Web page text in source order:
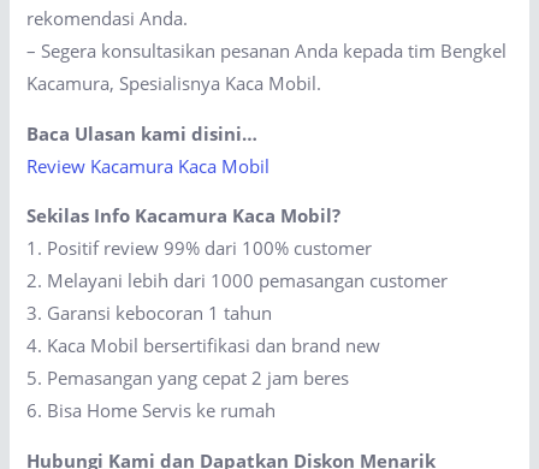
rekomendasi Anda.
– Segera konsultasikan pesanan Anda kepada tim Bengkel
Kacamura, Spesialisnya Kaca Mobil.
Baca Ulasan kami disini…
Review Kacamura Kaca Mobil
Sekilas Info Kacamura Kaca Mobil?
1. Positif review 99% dari 100% customer
2. Melayani lebih dari 1000 pemasangan customer
3. Garansi kebocoran 1 tahun
4. Kaca Mobil bersertifikasi dan brand new
5. Pemasangan yang cepat 2 jam beres
6. Bisa Home Servis ke rumah
Hubungi Kami dan Dapatkan Diskon Menarik